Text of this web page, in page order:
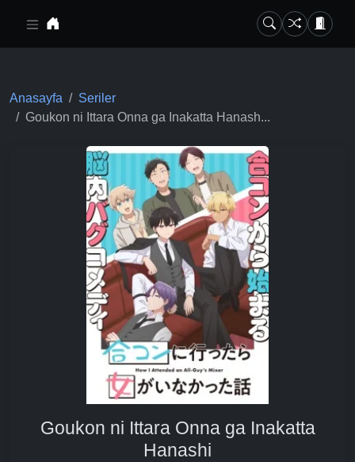
Anasayfa
Seriler
Goukon ni Ittara Onna ga Inakatta Hanash...
Goukon ni Ittara Onna ga Inakatta
Hanashi